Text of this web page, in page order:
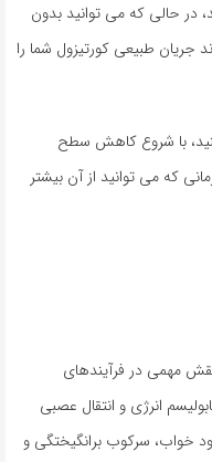
در حالی که می توانید بدون
جریان طبیعی کورتیزول شما را
با شروع کاهش سطح
که می توانید از آن بیشتر
مهمی در فرآیندهای
انرژی و انتقال عصبی
خواب، سرکوب برانگیختگی و